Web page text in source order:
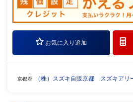
お気に入り追加
京都府 （株）スズキ自販京都 スズキアリ